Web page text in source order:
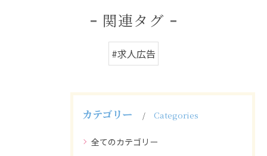
関連タグ
#求人広告
カテゴリー Categories
全てのカテゴリー